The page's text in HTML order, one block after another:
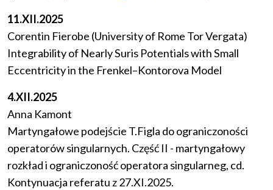
11.XII.2025
Corentin Fierobe (University of Rome Tor Vergata)
Integrability of Nearly Suris Potentials with Small
Eccentricity in the Frenkel–Kontorova Model
4.XII.2025
Anna Kamont
Martyngałowe podejście T.Figla do ograniczoności
operatorów singularnych. Część II - martyngałowy
rozkład i ograniczoność operatora singularneg, cd.
Kontynuacja referatu z 27.XI.2025.